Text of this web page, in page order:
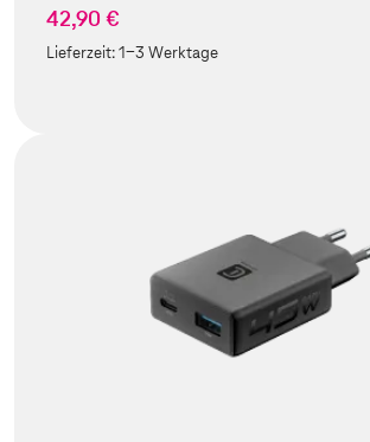
42,90 €
Lieferzeit:1-3 Werktage